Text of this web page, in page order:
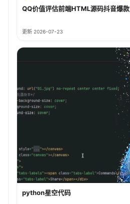
QQ价值评估前端HTML源码抖音爆款
更新 2026-07-23
python星空代码